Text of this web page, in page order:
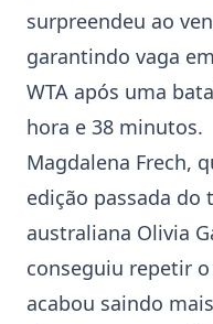
surpreendeu ao
garantindo vaga
WTA após uma
hora e 38 minutos.
Magdalena Frech,
edição passada
australiana Olivia
conseguiu repetir
acabou saindo